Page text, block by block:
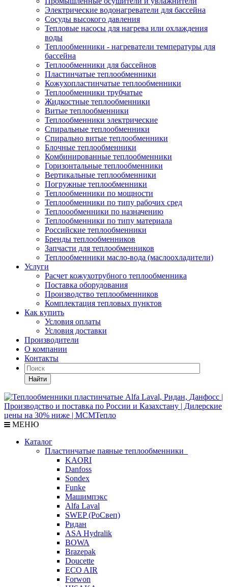
Электрические водонагреватели для бассейна
Сосуды высокого давления
Тепловые насосы для нагрева или охлаждения
воды
Теплообменники - нагреватели температуры для
бассейна
Теплообменники для бассейнов
Пластинчатые теплообменники
Кожухопластинчатые теплообменники
Теплообменники трубчатые
Жидкостные теплообменники
Витые теплообменники
Теплообменники электрические
Спиральные теплообменники
Спирально витые теплообменники
Блочные теплообменники
Комбинированные теплообменники
Горизонтальные теплообменники
Вертикальные теплообменники
Погружные теплообменники
Теплообменники по мощности
Теплообменники по типу рабочих сред
Теплоообменники по назначению
Теплообменники по типу материала
Российские теплообменники
Бренды теплообменников
Запчасти для теплообменников
Теплообменники масло-вода (маслоохладители)
Услуги
Расчет кожухотрубного теплообменника
Поставка оборудования
Производство теплообменников
Комплектация тепловых пунктов
Как купить
Условия оплаты
Условия доставки
Производители
О компании
Контакты
Найти
МЕНЮ
Каталог
Пластинчатые паяные теплообменники
KAORI
Danfoss
Sondex
Funke
Машимпэкс
Alfa Laval
SWEP (РоСвеп)
Ридан
ASA Hydralik
BOWA
Brazepak
Doucette
ECO AIR
Forwon